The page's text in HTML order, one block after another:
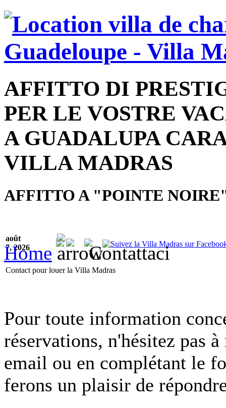
AFFITTO DI
PER LE VOSTRE
A GUADALUPA
VILLA MADRAS
AFFITTO A "POINTE
août
7, 2026
Home Contattaci
Contact pour louer la Villa Madras
Pour toute information
réservations, n'hésitez pas
email ou en complétant le
ferons un plaisir de